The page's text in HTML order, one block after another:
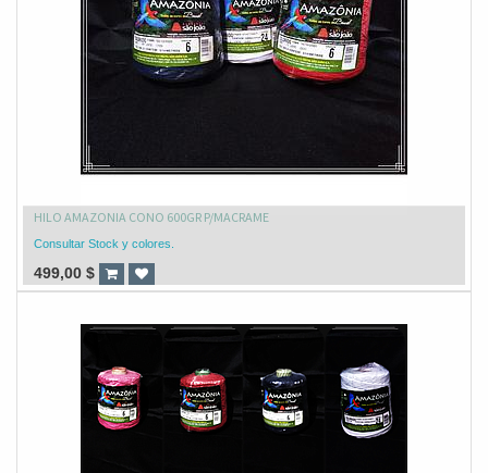
HILO AMAZONIA CONO 600GR P/MACRAME
Consultar Stock y colores.
499,00 $